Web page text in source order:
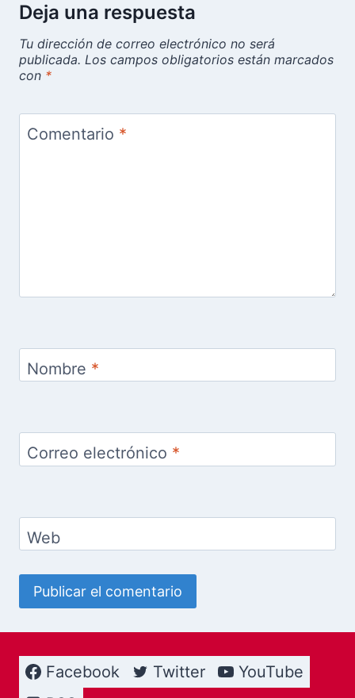
Deja una respuesta
Tu dirección de correo electrónico no será
publicada. Los campos obligatorios están marcados
con *
Comentario *
Nombre *
Correo electrónico *
Web
Facebook Twitter
YouTube